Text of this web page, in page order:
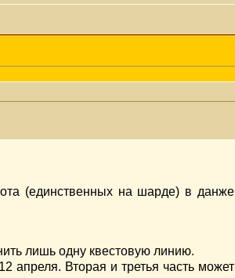
(единственных на шарде) в данже
лишь одну квестовую линию.
апреля. Вторая и третья часть может